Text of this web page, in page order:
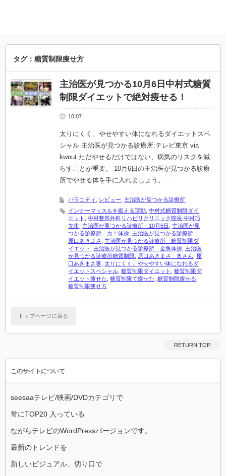
タグ：糖質制限痩せ方
主治医が見つかる10月6日中村式糖質
制限ダイエットで絶対痩せる！
10.07
太りにくく、やせやすい体になれるダイエットスペ
シャル 主治医が見つかる診療所:テレビ東京 via
kwout ただやせるだけではない、病気のリスクを減
らすことが重要。 10月6日の主治医が見つかる診療
所でやせる体を手に入れましょう。 …
バラエティ レビュー ,主治医が見つかる診療所
インナーマッスルを鍛える運動 ,中村式糖質制限ダイ
エット
,中村整形外科リハビリクリニック院長 中村巧
先生 ,主治医が見つかる診療所 10月6日 ,主治医が見
つかる診療所 カニ体操 ,主治医が見つかる診療所
原口あきまさ
,主治医が見つかる診療所 糖質制限ダ
イエット
,主治医が見つかる診療所 金魚体操 ,主治医
が見つかる診療所糖質制限
原口あきまさ 奥さん
原
口あきまさ妻 ,太りにくく、やせやすい体になれるダ
イエットスペシャル ,糖質制限ダイエット ,糖質制限ダ
イエット痩せた ,糖質制限で痩せた ,糖質制限痩せる
糖質制限痩せ方
トップページに戻る
RETURN TOP
このサイトについて
seesaaテレビ/映画/DVDカテゴリで
常にTOP20 入っている
ながらテレビのWordPressバージョンです。
最新のトレンドを
新しいビジュアル、切り口で